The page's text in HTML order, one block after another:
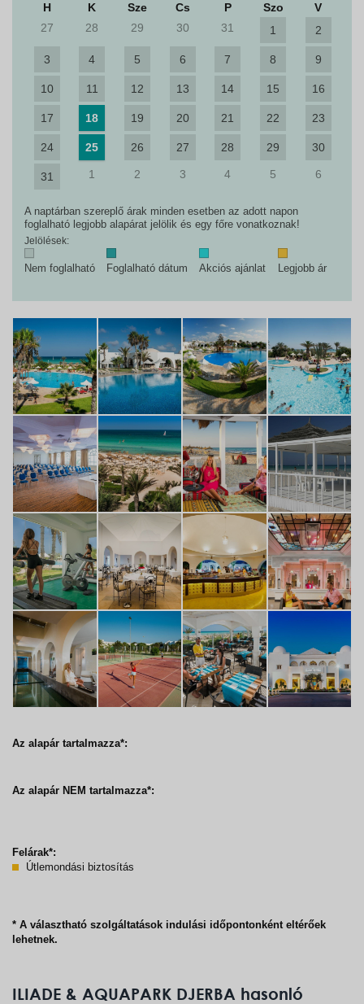
H
K Sze Cs P Szo
V
27
28 29 30 31 1 2
3 4 5 6 7 8 9
10 11 12 13 14 15 16
17 18 19 20 21 22 23
24 25 26 27 28 29 30
31 1 2 3 4 5 6
A naptárban szereplő árak minden esetben az adott napon
foglalható legjobb alapárat jelölik és egy főre vonatkoznak!
Jelölések:
Nem foglalható Foglalható dátum Akciós ajánlat Legjobb ár
Az alapár tartalmazza*:
Az alapár NEM tartalmazza*:
Felárak*:
Útlemondási biztosítás
* A választható szolgáltatások indulási időpontonként eltérőek
lehetnek.
ILIADE & AQUAPARK DJERBA hasonló